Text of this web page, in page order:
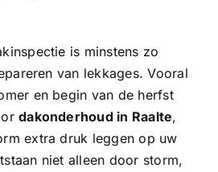
is minstens zo
van lekkages. Vooral
en begin van de herfst
dakonderhoud in Raalte,
extra druk leggen op uw
niet alleen door storm,